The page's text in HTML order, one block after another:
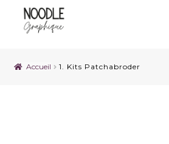
Accueil 1. Kits Patchabroder